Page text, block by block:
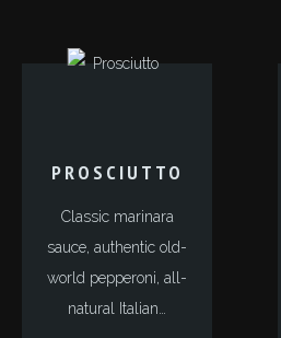
PROSCIUTTO
Classic marinara
sauce, authentic old-
world pepperoni, all-
natural Italian…